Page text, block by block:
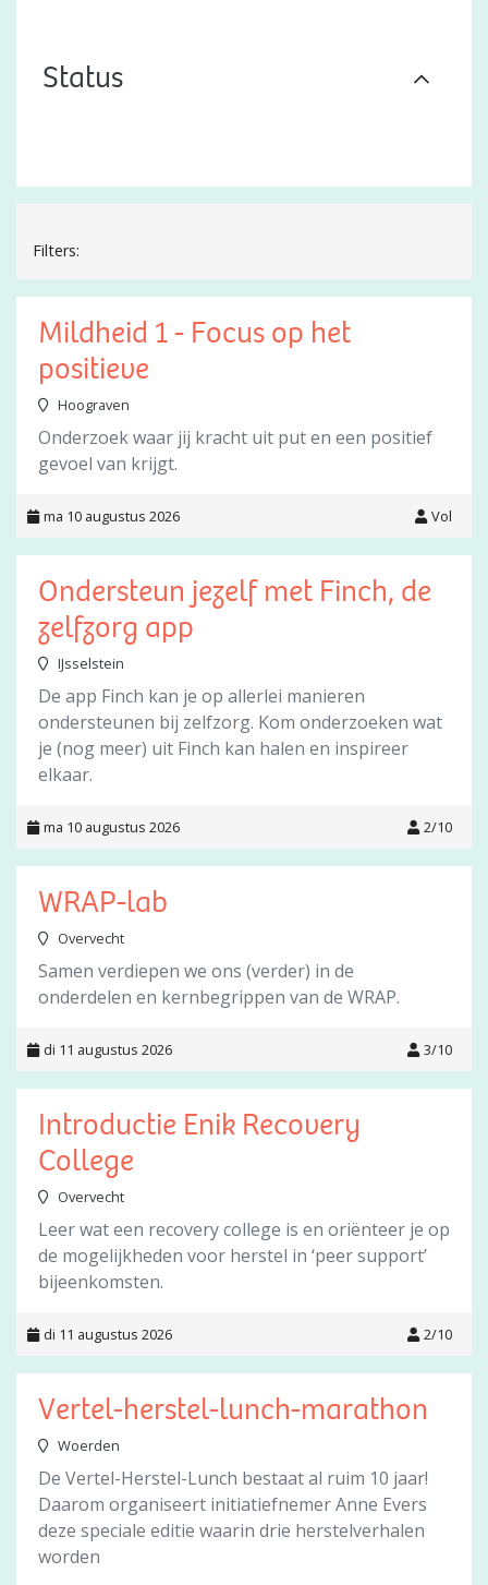
Status
Filters:
Mildheid 1 - Focus op het
positieve
Hoograven
Onderzoek waar jij kracht uit put en een positief
gevoel van krijgt.
ma 10 augustus 2026 Vol
Ondersteun jezelf met Finch, de
zelfzorg app
IJsselstein
De app Finch kan je op allerlei manieren
ondersteunen bij zelfzorg. Kom onderzoeken wat
je (nog meer) uit Finch kan halen en inspireer
elkaar.
ma 10 augustus 2026 2/10
WRAP-lab
Overvecht
Samen verdiepen we ons (verder) in de
onderdelen en kernbegrippen van de WRAP.
di 11 augustus 2026 3/10
Introductie Enik Recovery
College
Overvecht
Leer wat een recovery college is en oriënteer je op
de mogelijkheden voor herstel in ‘peer support’
bijeenkomsten.
di 11 augustus 2026 2/10
Vertel-herstel-lunch-marathon
Woerden
De Vertel-Herstel-Lunch bestaat al ruim 10 jaar!
Daarom organiseert initiatiefnemer Anne Evers
deze speciale editie waarin drie herstelverhalen
worden